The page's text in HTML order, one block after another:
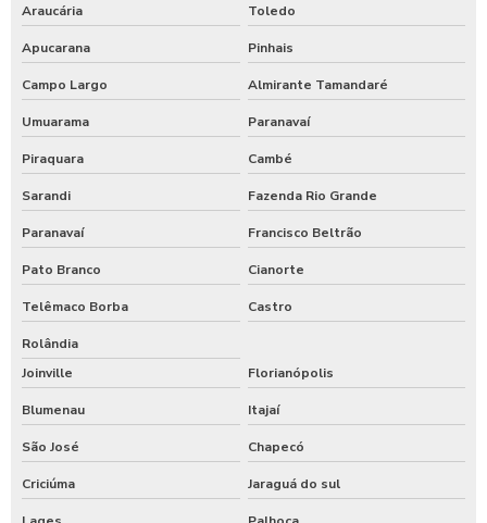
Araucária Toledo
Apucarana Pinhais
Campo Largo Almirante Tamandaré
Umuarama Paranavaí
Piraquara Cambé
Sarandi Fazenda Rio Grande
Paranavaí Francisco Beltrão
Pato Branco Cianorte
Telêmaco Borba Castro
Rolândia
Joinville
Florianópolis
Blumenau Itajaí
São José Chapecó
Criciúma Jaraguá do sul